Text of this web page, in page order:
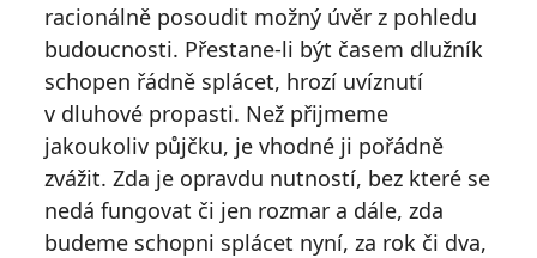
racionálně posoudit možný úvěr z pohledu
budoucnosti. Přestane-li být časem dlužník
schopen řádně splácet, hrozí uvíznutí
v dluhové propasti. Než přijmeme
jakoukoliv půjčku, je vhodné ji pořádně
zvážit. Zda je opravdu nutností, bez které se
nedá fungovat či jen rozmar a dále, zda
budeme schopni splácet nyní, za rok či dva,